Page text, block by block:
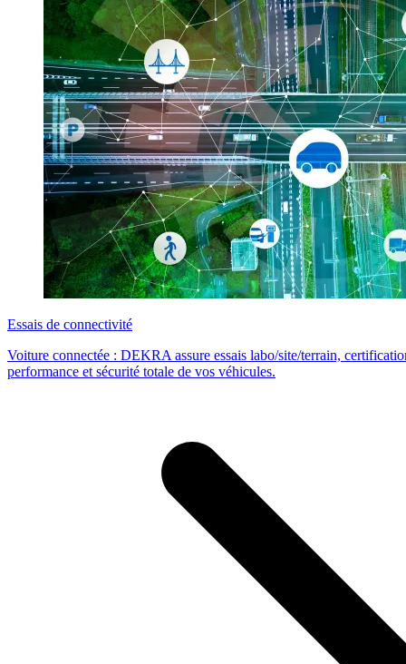
Essais de connectivité
Voiture connectée : DEKRA assure essais labo/site/terrain,
performance et sécurité totale de vos véhicules.